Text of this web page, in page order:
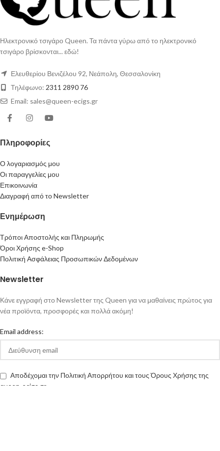
Ηλεκτρονικό τσιγάρο Queen. Τα πάντα γύρω από το ηλεκτρονικό
τσιγάρο βρίσκονται... εδώ!
Ελευθερίου Βενιζέλου 92, Νεάπολη, Θεσσαλονίκη
Τηλέφωνο: 2311 2890 76
Email: sales@queen-ecigs.gr
Πληροφορίες
Ο λογαριασμός μου
Οι παραγγελίες μου
Επικοινωνία
Διαγραφή από το Newsletter
Ενημέρωση
Τρόποι Αποστολής και Πληρωμής
Όροι Χρήσης e-Shop
Πολιτική Ασφάλειας Προσωπικών Δεδομένων
Newsletter
Κάνε εγγραφή στο Newsletter της Queen για να μαθαίνεις πρώτος για
νέα προϊόντα, προσφορές και πολλά ακόμη!
Email address:
Αποδέχομαι την Πολιτική Απορρήτου και τους Όρους Χρήσης της
queen-ecigs.gr